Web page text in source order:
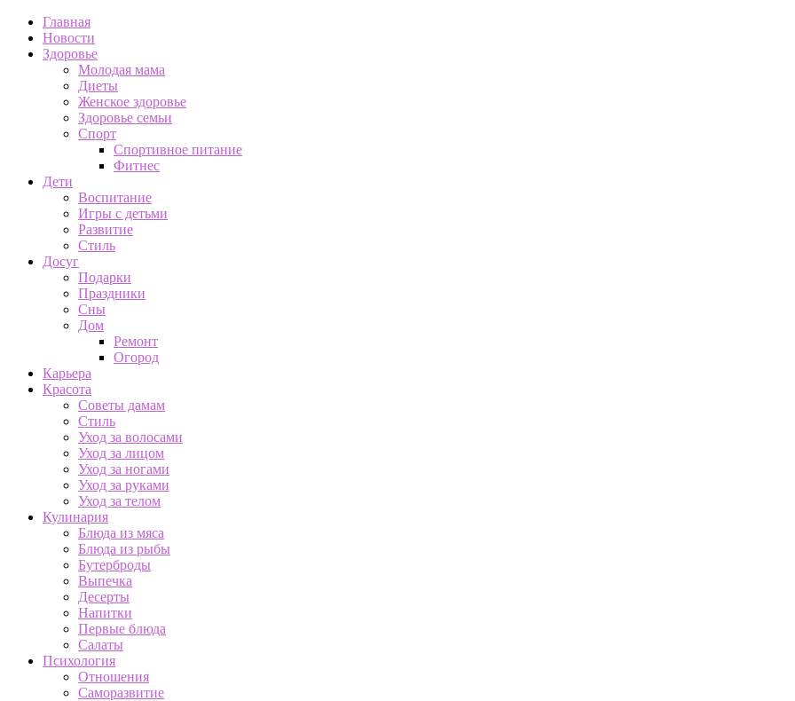
Главная
Новости
Здоровье
Молодая мама
Диеты
Женское здоровье
Здоровье семьи
Спорт
Спортивное питание
Фитнес
Дети
Воспитание
Игры с детьми
Развитие
Стиль
Досуг
Подарки
Праздники
Сны
Дом
Ремонт
Огород
Карьера
Красота
Советы дамам
Стиль
Уход за волосами
Уход за лицом
Уход за ногами
Уход за руками
Уход за телом
Кулинария
Блюда из мяса
Блюда из рыбы
Бутерброды
Выпечка
Десерты
Напитки
Первые блюда
Салаты
Психология
Отношения
Саморазвитие